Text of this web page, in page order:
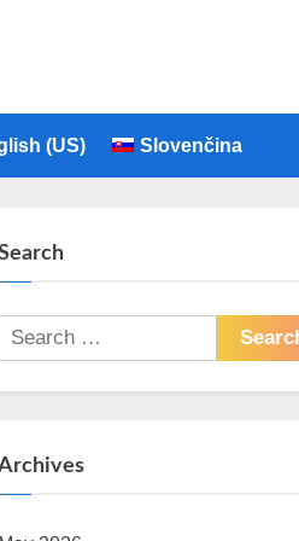
(US) Slovenčina
Search